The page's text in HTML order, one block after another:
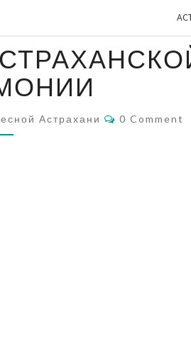
Астрахани Comments
0 Comment